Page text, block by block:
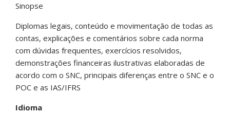
Sinopse
Diplomas legais, conteúdo e movimentação de todas as
contas, explicações e comentários sobre cada norma
com dúvidas frequentes, exercícios resolvidos,
demonstrações financeiras ilustrativas elaboradas de
acordo com o SNC, principais diferenças entre o SNC e o
POC e as IAS/IFRS
Idioma